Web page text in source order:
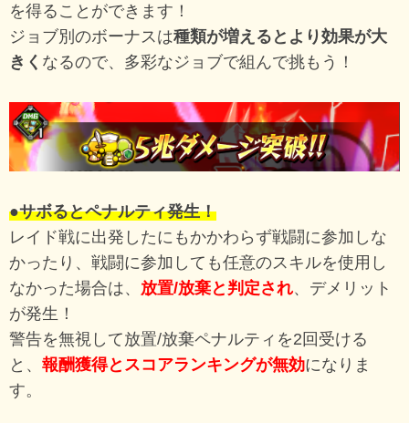
を得ることができます！
ジョブ別のボーナスは種類が増えるとより効果が大
きく なるので、多彩なジョブで組んで挑もう！
●サボるとペナルティ発生！
レイド戦に出発したにもかかわらず戦闘に参加しな
かったり、戦闘に参加しても任意のスキルを使用し
なかった場合は、 放置/放棄と判定され、デメリット
が発生！
警告を無視して放置/放棄ペナルティを2回受ける
と、 報酬獲得とスコアランキングが無効になりま
す。